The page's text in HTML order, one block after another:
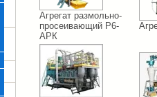
Агрегат размольно-
просеивающий Р6-
АРК